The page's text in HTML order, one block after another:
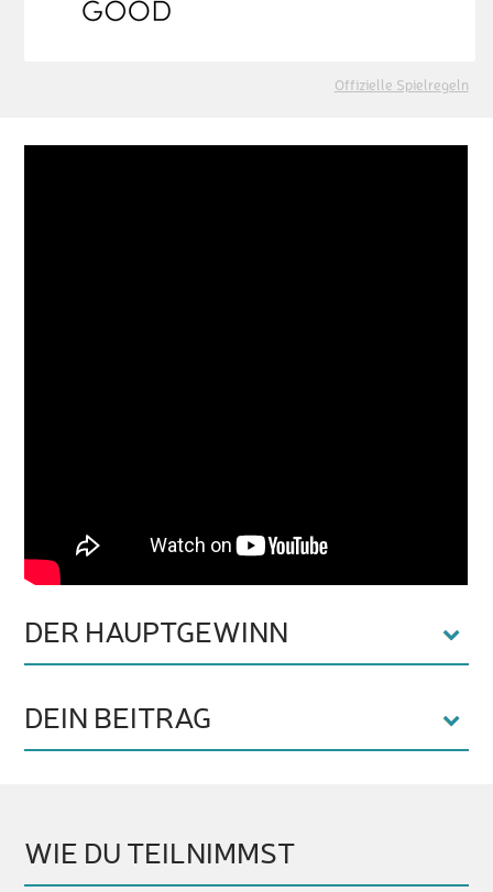
Offizielle Spielregeln
DER HAUPTGEWINN
DEIN BEITRAG
WIE DU TEILNIMMST